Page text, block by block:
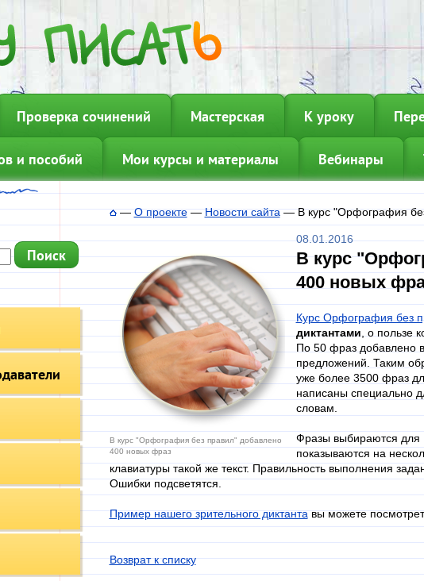
Проверка сочинений Мастерская К уроку
и пособий Мои курсы и материалы Вебинары
—О проекте—Новости сайта—В курс "Орфография
В курс "Орфография без правил" добавлено
400 новых фраз
08.01.2016
В курс
400 новых
Курс Орфография без
диктантами , о пользе
По 50 фраз добавлено
предложений. Таким
уже более 3500 фраз
написаны специально
словам.
Фразы выбираются для
показываются на
клавиатуры такой же текст. Правильность выполнения
Ошибки подсветятся.
Пример нашего зрительного диктантавы можете
Возврат к списку